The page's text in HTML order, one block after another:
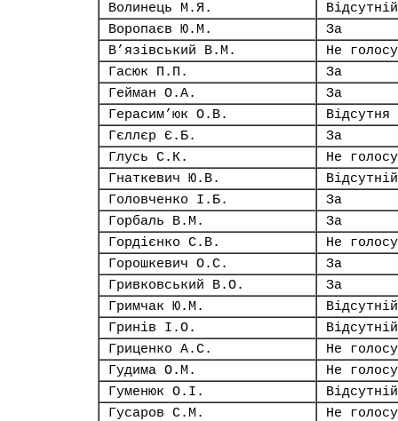
Волинець М.Я.
Відсутній
Воропаєв Ю.М.
За
В’язівський В.М.
Не
Гасюк П.П.
За
Гейман О.А.
За
Герасим’юк О.В.
Відсутня
Гєллєр Є.Б.
За
Глусь С.К.
Не
Гнаткевич Ю.В.
Відсутній
Головченко І.Б.
За
Горбаль В.М.
За
Гордієнко С.В.
Не
Горошкевич О.С.
За
Гривковський В.О.
За
Гримчак Ю.М.
Відсутній
Гринів І.О.
Відсутній
Гриценко А.С.
Не
Гудима О.М.
Не
Гуменюк О.І.
Відсутній
Гусаров С.М.
Не